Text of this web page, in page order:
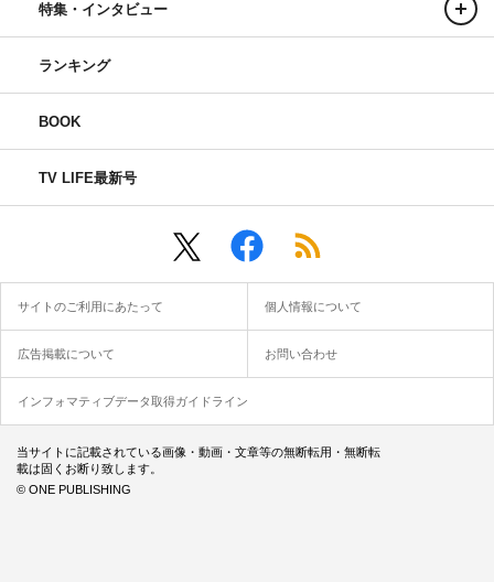
特集・インタビュー
ランキング
BOOK
TV LIFE最新号
サイトのご利用にあたって 個人情報について
広告掲載について お問い合わせ
インフォマティブデータ取得ガイドライン
当サイトに記載されている画像・動画・文章等の無断転用・無断転
載は固くお断り致します。
© ONE PUBLISHING